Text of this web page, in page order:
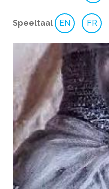
Speeltaal EN FR